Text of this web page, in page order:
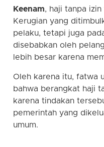
Keenam, haji tanpa
Kerugian yang
pelaku, tetapi juga
disebabkan oleh
lebih besar karena
Oleh karena itu, fatwa
bahwa berangkat haji
karena tindakan
pemerintah yang
umum.